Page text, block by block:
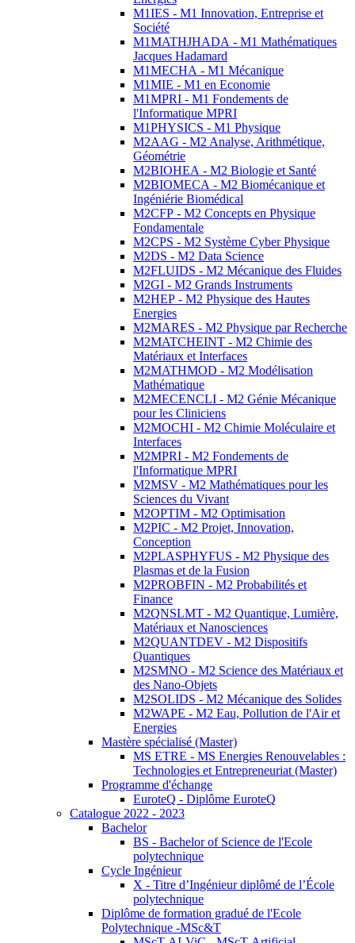
M1IES - M1 Innovation, Entreprise et
Société
M1MATHJHADA - M1 Mathématiques
Jacques Hadamard
M1MECHA - M1 Mécanique
M1MIE - M1 en Economie
M1MPRI - M1 Fondements de
l'Informatique MPRI
M1PHYSICS - M1 Physique
M2AAG - M2 Analyse, Arithmétique,
Géométrie
M2BIOHEA - M2 Biologie et Santé
M2BIOMECA - M2 Biomécanique et
Ingéniérie Biomédical
M2CFP - M2 Concepts en Physique
Fondamentale
M2CPS - M2 Système Cyber Physique
M2DS - M2 Data Science
M2FLUIDS - M2 Mécanique des Fluides
M2GI - M2 Grands Instruments
M2HEP - M2 Physique des Hautes
Energies
M2MARES - M2 Physique par Recherche
M2MATCHEINT - M2 Chimie des
Matériaux et Interfaces
M2MATHMOD - M2 Modélisation
Mathématique
M2MECENCLI - M2 Génie Mécanique
pour les Cliniciens
M2MOCHI - M2 Chimie Moléculaire et
Interfaces
M2MPRI - M2 Fondements de
l'Informatique MPRI
M2MSV - M2 Mathématiques pour les
Sciences du Vivant
M2OPTIM - M2 Optimisation
M2PIC - M2 Projet, Innovation,
Conception
M2PLASPHYFUS - M2 Physique des
Plasmas et de la Fusion
M2PROBFIN - M2 Probabilités et
Finance
M2QNSLMT - M2 Quantique, Lumière,
Matériaux et Nanosciences
M2QUANTDEV - M2 Dispositifs
Quantiques
M2SMNO - M2 Science des Matériaux et
des Nano-Objets
M2SOLIDS - M2 Mécanique des Solides
M2WAPE - M2 Eau, Pollution de l'Air et
Energies
Mastère spécialisé (Master)
MS ETRE - MS Energies Renouvelables :
Technologies et Entrepreneuriat (Master)
Programme d'échange
EuroteQ - Diplôme EuroteQ
Catalogue 2022 - 2023
Bachelor
BS - Bachelor of Science de l'Ecole
polytechnique
Cycle Ingénieur
X - Titre d’Ingénieur diplômé de l’École
polytechnique
Diplôme de formation gradué de l'Ecole
Polytechnique -MSc&T